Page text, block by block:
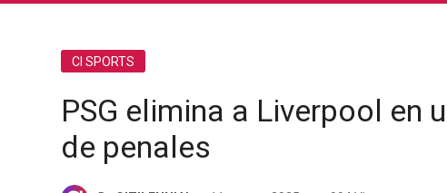
CI SPORTS
PSG elimina a Liverpool en
de penales